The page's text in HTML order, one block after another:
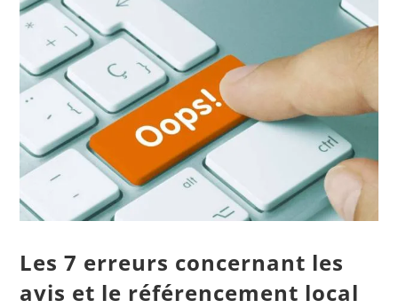
Français
l'image
agrandie
Les 7 erreurs concernant les
avis et le référencement local